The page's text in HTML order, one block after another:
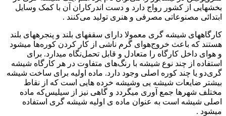
بخشهایی‌ از کشور رواج دارد و دست‌ اندرکاران آن با کمک وسایل‌
‌ابتدائی‌ مصنوعاتی‌ مصرفی‌ و هنری تولید می‌کنند .‌
کارگاههای شیشه گری معمولا دارای سقفهای بلند و پنجرههای بلند
هستند که‌ باعث‌ خروج‌‌هوای گرم ناشی‌ از کار کردن‌ کوره‌ها میشود
و هوای داخل‌ کارگاه را متعادل‌ و قابل‌ تحمل‌نگاه میدارد. برای
استفاده‌ از چند نوع شیشه با رنگ‌های متفاوت‌ در هر کارگاه شیشه
گری‌دو یا چند کوره‌ اصلی وجود دارد. ماده‌ اولیه برای ساخت‌ شیشه
بیشتر ضایعات شیشه یی‌ و‌شیشه خرده‌ هایی‌ است‌ که‌ از نقاط
مختلف شهرها جمع آوری‌ میگردد و گاهی‌ نیز از سیلیس‌که ماده‌
اصلی شیشه است‌ به‌ عنوان ماده‌ ی اولیه شیشه گری استفاده‌
میشود .‌